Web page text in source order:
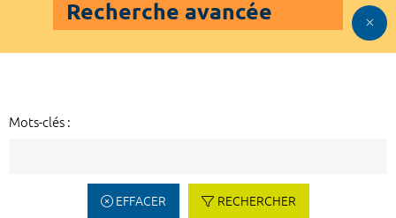
Recherche avancée
Mots-clés :
EFFACER RECHERCHER